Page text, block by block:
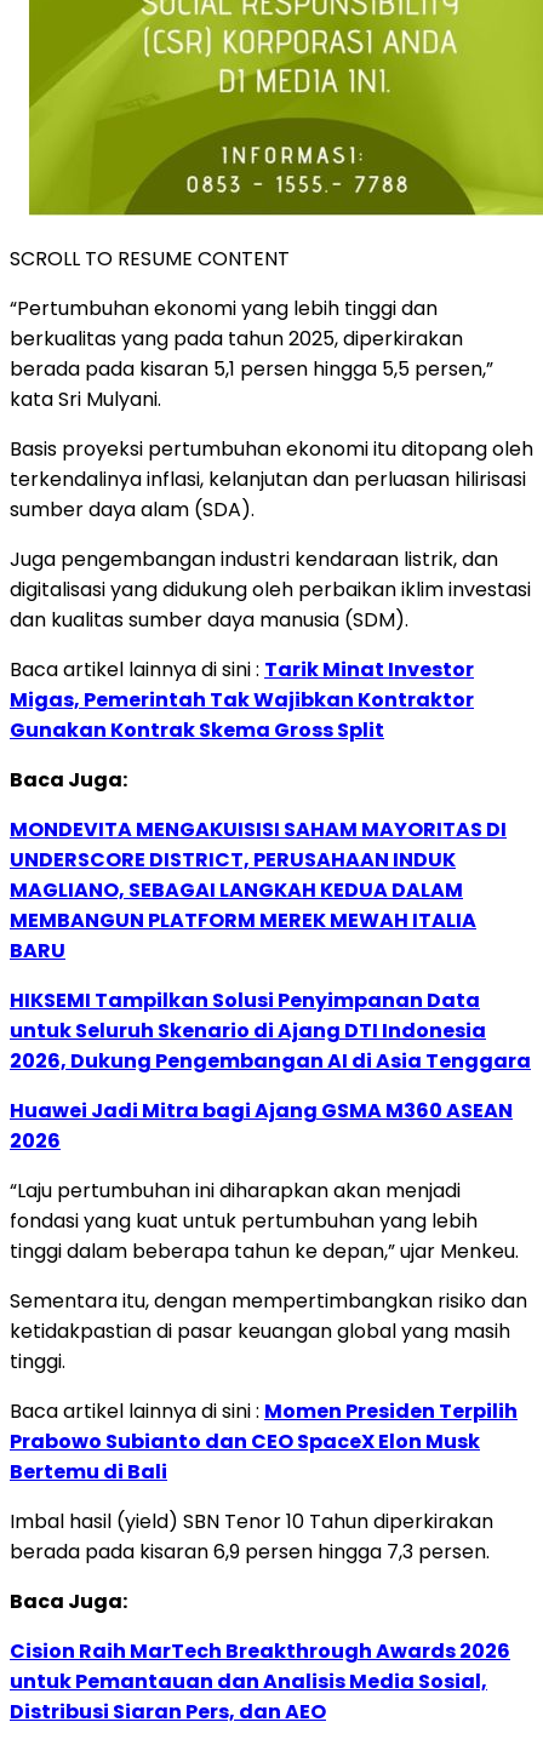
SCROLL TO RESUME CONTENT
“Pertumbuhan ekonomi yang lebih tinggi dan
berkualitas yang pada tahun 2025, diperkirakan
berada pada kisaran 5,1 persen hingga 5,5 persen,”
kata Sri Mulyani.
Basis proyeksi pertumbuhan ekonomi itu ditopang oleh
terkendalinya inflasi, kelanjutan dan perluasan hilirisasi
sumber daya alam (SDA).
Juga pengembangan industri kendaraan listrik, dan
digitalisasi yang didukung oleh perbaikan iklim investasi
dan kualitas sumber daya manusia (SDM).
Baca artikel lainnya di sini : Tarik Minat Investor
Migas, Pemerintah Tak Wajibkan Kontraktor
Gunakan Kontrak Skema Gross Split
Baca Juga:
MONDEVITA MENGAKUISISI SAHAM MAYORITAS DI
UNDERSCORE DISTRICT, PERUSAHAAN INDUK
MAGLIANO, SEBAGAI LANGKAH KEDUA DALAM
MEMBANGUN PLATFORM MEREK MEWAH ITALIA
BARU
HIKSEMI Tampilkan Solusi Penyimpanan Data
untuk Seluruh Skenario di Ajang DTI Indonesia
2026, Dukung Pengembangan AI di Asia Tenggara
Huawei Jadi Mitra bagi Ajang GSMA M360 ASEAN
2026
“Laju pertumbuhan ini diharapkan akan menjadi
fondasi yang kuat untuk pertumbuhan yang lebih
tinggi dalam beberapa tahun ke depan,” ujar Menkeu.
Sementara itu, dengan mempertimbangkan risiko dan
ketidakpastian di pasar keuangan global yang masih
tinggi.
Baca artikel lainnya di sini : Momen Presiden Terpilih
Prabowo Subianto dan CEO SpaceX Elon Musk
Bertemu di Bali
Imbal hasil (yield) SBN Tenor 10 Tahun diperkirakan
berada pada kisaran 6,9 persen hingga 7,3 persen.
Baca Juga:
Cision Raih MarTech Breakthrough Awards 2026
untuk Pemantauan dan Analisis Media Sosial,
Distribusi Siaran Pers, dan AEO